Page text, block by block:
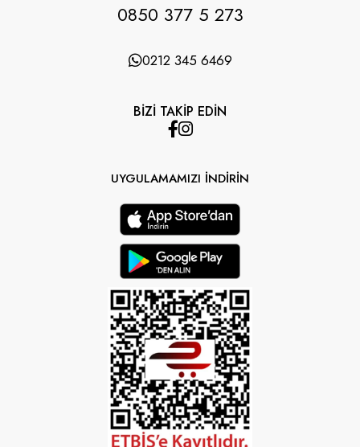
0850 377 5 273
0212 345 6469
BİZİ TAKİP EDİN
UYGULAMAMIZI İNDİRİN